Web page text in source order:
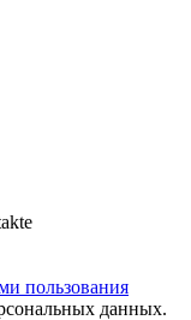
пользования
данных.